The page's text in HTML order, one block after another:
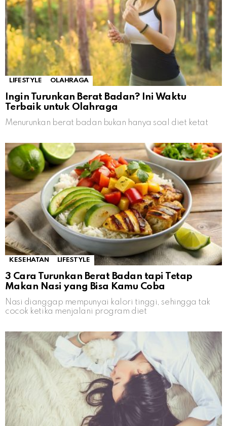
LIFESTYLE OLAHRAGA
Ingin Turunkan Berat Badan? Ini Waktu
Terbaik untuk Olahraga
Menurunkan berat badan bukan hanya soal diet ketat
KESEHATAN LIFESTYLE
3 Cara Turunkan Berat Badan tapi Tetap
Makan Nasi yang Bisa Kamu Coba
Nasi dianggap mempunyai kalori tinggi, sehingga tak
cocok ketika menjalani program diet